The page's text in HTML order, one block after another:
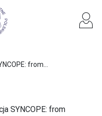
from...
SYNCOPE: from